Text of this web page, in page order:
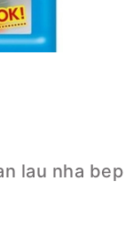
lau nha bep